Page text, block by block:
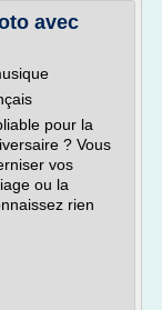
avec
pour la
? Vous
vos
ou la
rien